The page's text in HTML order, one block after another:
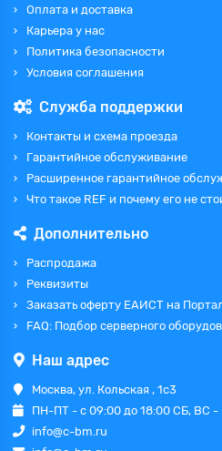
Оплата и доставка
Карьера у нас
Политика безопасности
Условия соглашения
Служба поддержки
Контакты и схема проезда
Гарантийное обслуживание
Расширенное гарантийное
Что такое REF и почему его не
Дополнительно
Распродажа
Реквизиты
Заказать оферту ЕАИСТ на
FAQ: Подбор серверного
Наш адрес
Москва, ул. Кольская , 1с3
ПН-ПТ - с 09:00 до 18:00 СБ, ВС -
info@c-bm.ru